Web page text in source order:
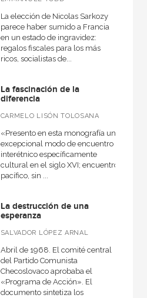
La elección de Nicolas Sarkozy
parece haber sumido a Francia
en un estado de ingravidez:
regalos fiscales para los más
ricos, socialistas de...
La fascinación de la
diferencia
CARMELO LISÓN TOLOSANA
«Presento en esta monografía un
excepcional modo de encuentro
interétnico específicamente
cultural en el siglo XVI; encuentro
pacífico, sin ...
La destrucción de una
esperanza
SALVADOR LÓPEZ ARNAL
Abril de 1968. El comité central
del Partido Comunista
Checoslovaco aprobaba el
«Programa de Acción». El
documento sintetiza los